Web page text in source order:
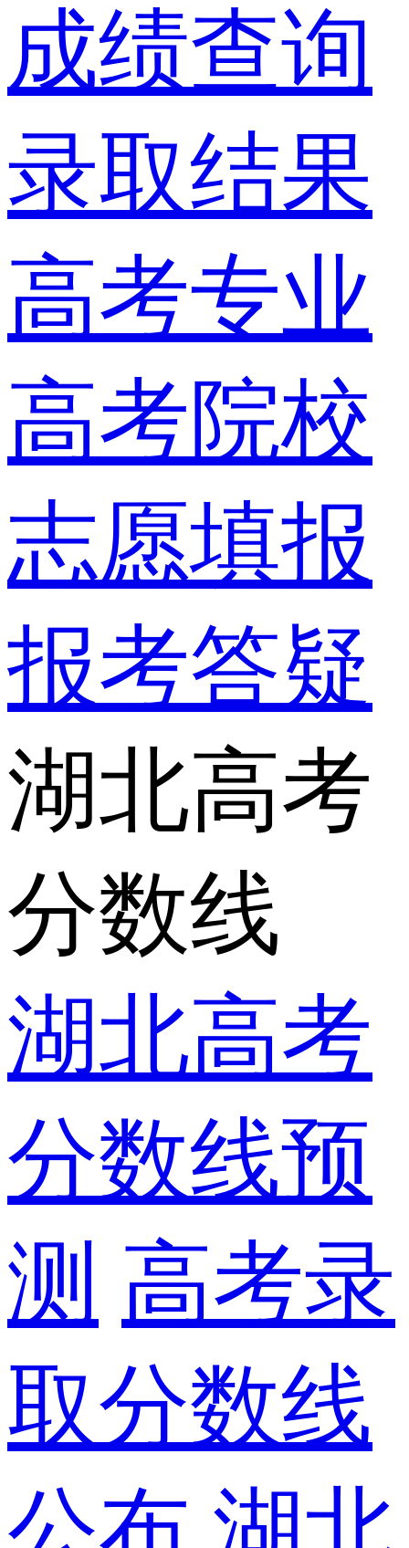
成绩查询
录取结果
高考专业
高考院校
志愿填报
报考答疑
湖北高考
分数线
湖北高考
分数线预
测 高考录
取分数线